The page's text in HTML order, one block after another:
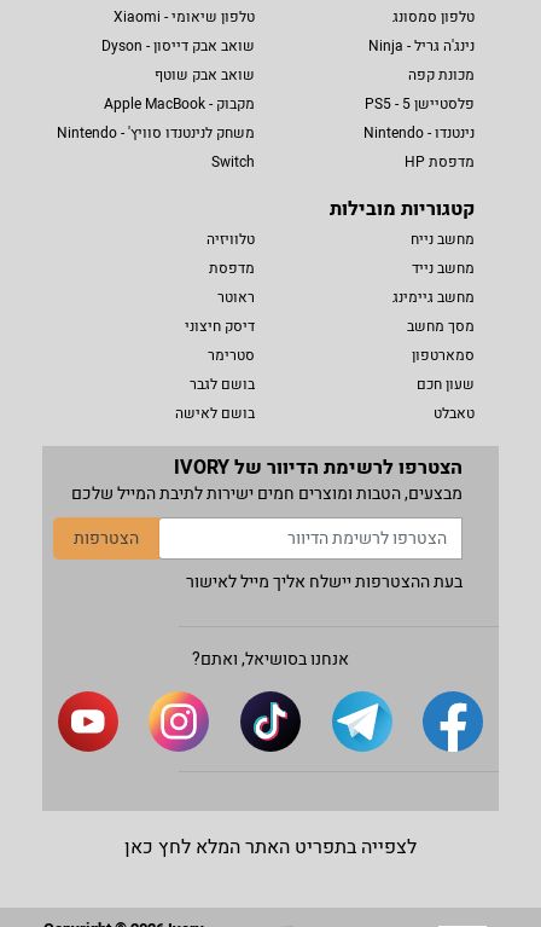
טלפון סמסונג
נינג'ה גריל - Ninja
מכונת קפה
פלסטיישן 5 - PS5
נינטנדו - Nintendo
מדפסת HP
טלפון שיאומי - Xiaomi
שואב אבק דייסון - Dyson
שואב אבק שוטף
מקבוק - Apple MacBook
משחק לנינטנדו סוויץ' - Nintendo
Switch
קטגוריות מובילות
מחשב נייח
מחשב נייד
מחשב גיימינג
מסך מחשב
סמארטפון
שעון חכם
טאבלט
טלוויזיה
מדפסת
ראוטר
דיסק חיצוני
סטרימר
בושם לגבר
בושם לאישה
הצטרפו לרשימת הדיוור של IVORY
מבצעים, הטבות ומוצרים חמים ישירות לתיבת המייל שלכם
הצטרפות
בעת ההצטרפות יישלח אליך מייל לאישור
אנחנו בסושיאל, ואתם?
לצפייה בתפריט האתר המלא לחץ כאן